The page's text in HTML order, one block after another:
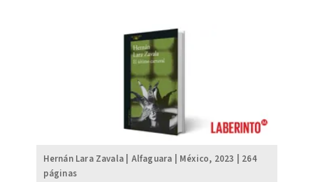
Hernán Lara Zavala | Alfaguara | México, 2023 | 264
páginas